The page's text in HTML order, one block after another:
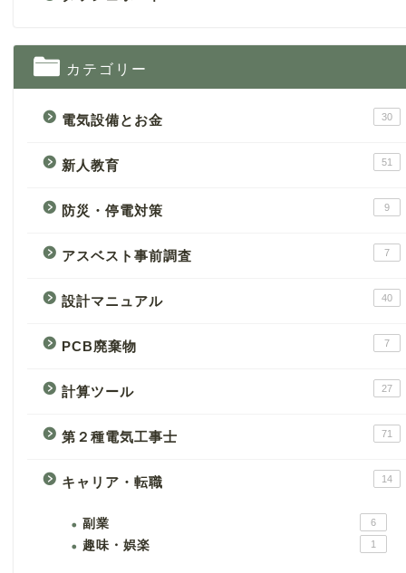
カテゴリー
電気設備とお金 30
新人教育 51
防災・停電対策 9
アスベスト事前調査 7
設計マニュアル 40
PCB廃棄物 7
計算ツール 27
第２種電気工事士 71
キャリア・転職 14
副業 6
趣味・娯楽 1